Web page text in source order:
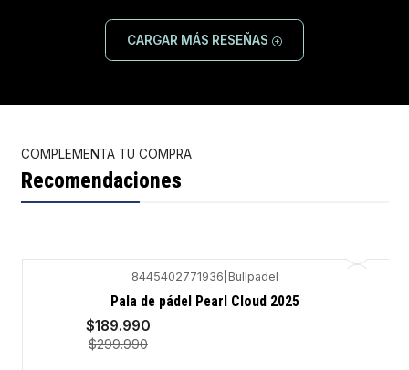
CARGAR MÁS RESEÑAS
COMPLEMENTA TU COMPRA
Recomendaciones
8445402771936 Bullpadel
Pala de pádel Pearl Cloud 2025
$189.990
$299.990